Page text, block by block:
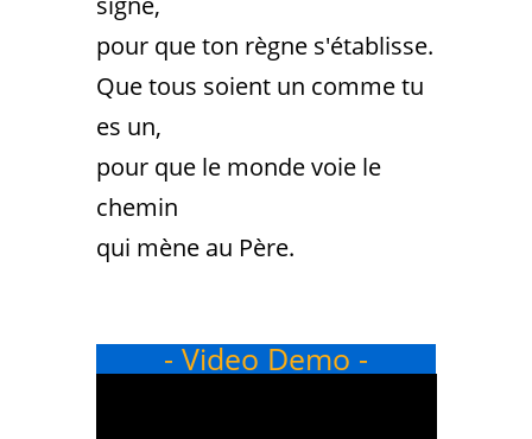
pour que ton règne s'établisse.
Que tous soient un comme tu
es un,
pour que le monde voie le
chemin
qui mène au Père.
- Video Demo -